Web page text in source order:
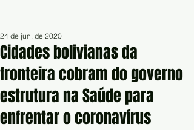
Cidades bolivianas da
fronteira cobram do governo
estrutura na Saúde para
enfrentar o coronavírus
24 de jun. de 2020